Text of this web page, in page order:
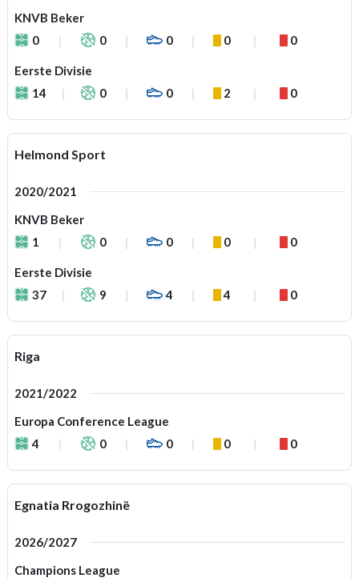
KNVB Beker
0
0 0 0 0
Eerste Divisie
14
0 0 2 0
Helmond Sport
2020/2021
KNVB Beker
1
0 0 0 0
Eerste Divisie
37
9 4 4 0
Riga
2021/2022
Europa Conference League
4
0 0 0 0
Egnatia Rrogozhinë
2026/2027
Champions League